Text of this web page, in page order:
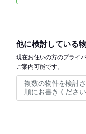
他に検討している
現在お住いの方のプライ
ご案内可能です。